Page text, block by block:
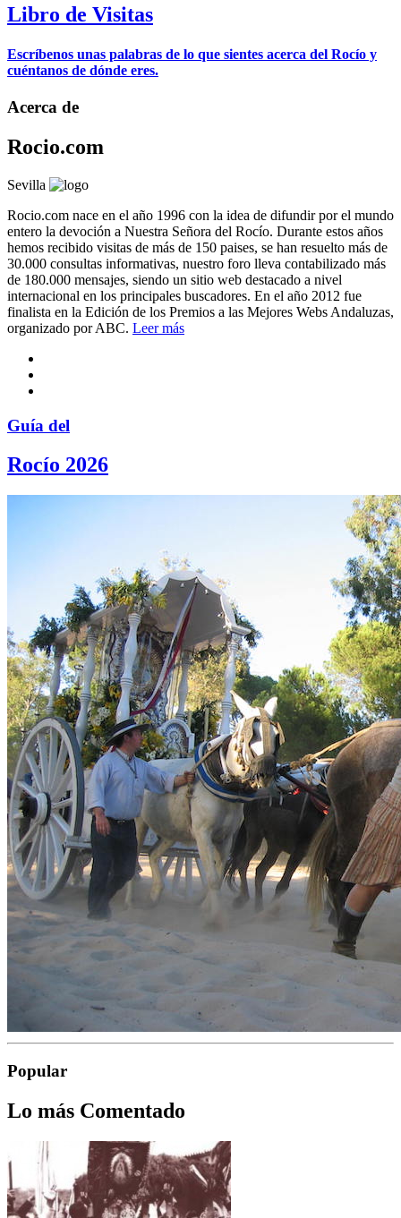
Libro de Visitas
Escríbenos unas palabras de lo que sientes acerca del Rocío y
cuéntanos de dónde eres.
Acerca de
Rocio.com
Sevilla
Rocio.com nace en el año 1996 con la idea de difundir por el mundo
entero la devoción a Nuestra Señora del Rocío. Durante estos años
hemos recibido visitas de más de 150 paises, se han resuelto más de
30.000 consultas informativas, nuestro foro lleva contabilizado más
de 180.000 mensajes, siendo un sitio web destacado a nivel
internacional en los principales buscadores. En el año 2012 fue
finalista en la Edición de los Premios a las Mejores Webs Andaluzas,
organizado por ABC. Leer más
Guía del
Rocío 2026
Popular
Lo más Comentado